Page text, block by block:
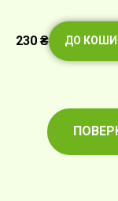
230 ₴ ДО